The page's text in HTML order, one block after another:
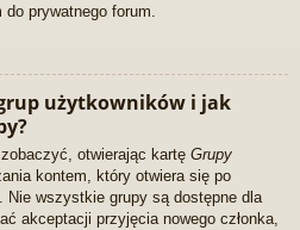
prywatnego forum.
użytkowników i jak
otwierając kartę Grupy
kontem, który otwiera się po
. Nie wszystkie grupy są dostępne dla
akceptacji przyjęcia nowego członka,